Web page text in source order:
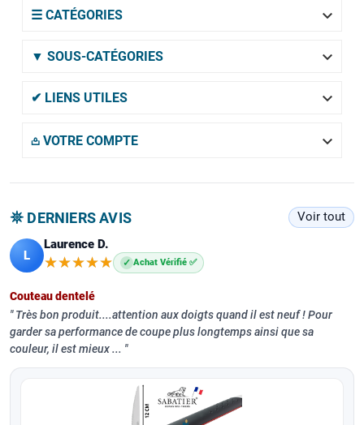
☰ CATÉGORIES 
▼ SOUS-CATÉGORIES 
✔ LIENS UTILES 
𖡌 VOTRE COMPTE 
𖤓 DERNIERS AVIS Voir tout
L
Laurence D.
★★★★★
★★★★★ ✓ Achat Vérifié ✅
Couteau dentelé
Très bon produit....attention aux doigts quand il est neuf ! Pour
garder sa performance de coupe plus longtemps ainsi que sa
couleur, il est mieux ...